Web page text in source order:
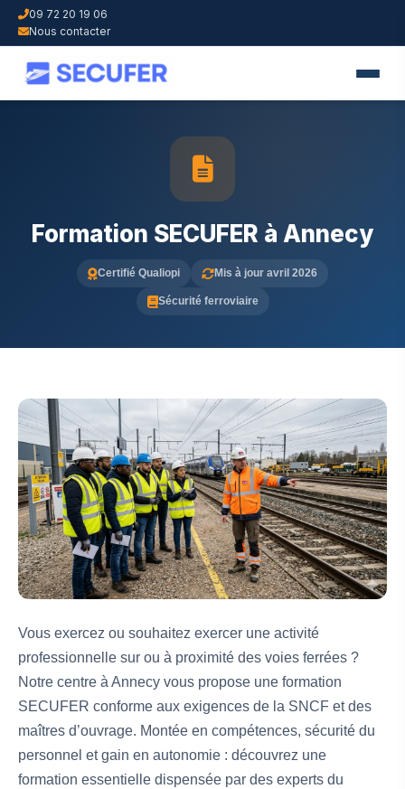
09 72 20 19 06
Nous contacter
Formation SECUFER à Annecy
Certifié Qualiopi Mis à jour avril 2026
Sécurité ferroviaire
Vous exercez ou souhaitez exercer une activité
professionnelle sur ou à proximité des voies ferrées ?
Notre centre à Annecy vous propose une formation
SECUFER conforme aux exigences de la SNCF et des
maîtres d’ouvrage. Montée en compétences, sécurité du
personnel et gain en autonomie : découvrez une
formation essentielle dispensée par des experts du